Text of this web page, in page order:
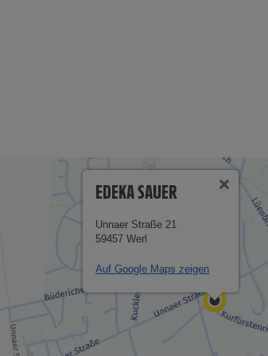
EDEKA SAUER
Unnaer Straße 21
59457 Werl
Auf Google Maps zeigen